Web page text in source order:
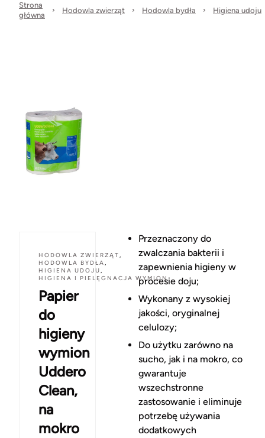
Strona
główna
Hodowla zwierząt Hodowla bydła Higiena udoju
HODOWLA ZWIERZĄT,
HODOWLA BYDŁA,
HIGIENA UDOJU,
HIGIENA I PIELĘGNACJA WYMION
Papier
do
higieny
wymion
Uddero
Clean,
na
mokro
Przeznaczony do
zwalczania bakterii i
zapewnienia higieny w
procesie doju;
Wykonany z wysokiej
jakości, oryginalnej
celulozy;
Do użytku zarówno na
sucho, jak i na mokro, co
gwarantuje
wszechstronne
zastosowanie i eliminuje
potrzebę używania
dodatkowych